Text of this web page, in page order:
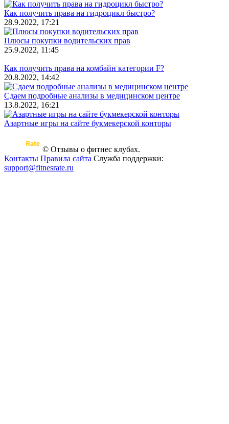
Как получить права на гидроцикл быстро?
28.9.2022, 17:21
Плюсы покупки водительских прав
25.9.2022, 11:45
Как получить права на комбайн категории F?
20.8.2022, 14:42
Сдаем подробные анализы в медицинском центре
13.8.2022, 16:21
Азартные игры на сайте букмекерской конторы
© Отзывы о фитнес клубах.
Контакты Правила сайта Служба поддержки:
support@fitnesrate.ru